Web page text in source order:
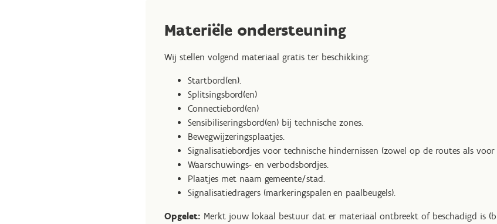
Materiële ondersteuning
Wij stellen volgend materiaal gratis ter beschikking:
Startbord(en).
Splitsingsbord(en)
Connectiebord(en)
Sensibiliseringsbord(en) bij technische zones.
Bewegwijzeringsplaatjes.
Signalisatiebordjes voor technische hindernissen (zowel op de routes als voor
Waarschuwings- en verbodsbordjes.
Plaatjes met naam gemeente/stad.
Signalisatiedragers (markeringspalen en paalbeugels).
Opgelet: Merkt jouw lokaal bestuur dat er materiaal ontbreekt of beschadigd is